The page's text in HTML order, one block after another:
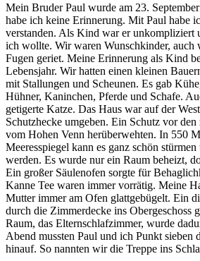
Mein Bruder Paul wurde am 23.
habe ich keine Erinnerung. Mit Paul habe
verstanden. Als Kind war er unkompliziert
ich wollte. Wir waren Wunschkinder, auch
Fugen geriet. Meine Erinnerung als Kind
Lebensjahr. Wir hatten einen kleinen
mit Stallungen und Scheunen. Es gab
Hühner, Kaninchen, Pferde und Schafe.
getigerte Katze. Das Haus war auf der
Schutzhecke umgeben. Ein Schutz vor
vom Hohen Venn herüberwehten. In 550
Meeresspiegel kann es ganz schön
werden. Es wurde nur ein Raum beheizt,
Ein großer Säulenofen sorgte für
Kanne Tee waren immer vorrätig. Meine
Mutter immer am Ofen glattgebügelt. Ein
durch die Zimmerdecke ins Obergeschoss
Raum, das Elternschlafzimmer, wurde
Abend mussten Paul und ich Punkt sieben
hinauf. So nannten wir die Treppe ins